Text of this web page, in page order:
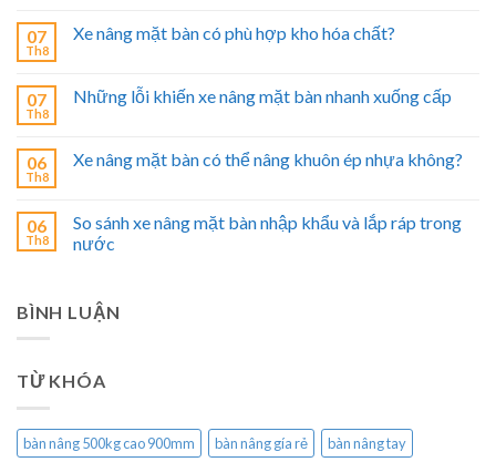
07
Th8
Xe nâng mặt bàn có phù hợp kho hóa chất?
07
Th8
Những lỗi khiến xe nâng mặt bàn nhanh xuống cấp
06
Th8
Xe nâng mặt bàn có thể nâng khuôn ép nhựa không?
06
Th8
So sánh xe nâng mặt bàn nhập khẩu và lắp ráp trong
nước
BÌNH LUẬN
TỪ KHÓA
bàn nâng 500kg cao 900mm bàn nâng gía rẻ
bàn nâng tay